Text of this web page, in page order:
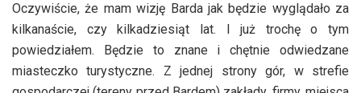
Oczywiście, że mam wizję Barda jak będzie wyglądało za
kilkanaście, czy kilkadziesiąt lat. I już trochę o tym
powiedziałem. Będzie to znane i chętnie odwiedzane
miasteczko turystyczne. Z jednej strony gór, w strefie